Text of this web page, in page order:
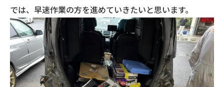
では、早速作業の方を進めていきたいと思います。